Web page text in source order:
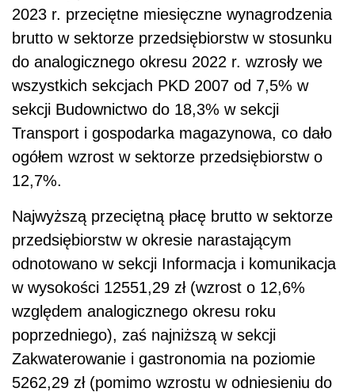
2023 r. przeciętne miesięczne wynagrodzenia
brutto w sektorze przedsiębiorstw w stosunku
do analogicznego okresu 2022 r. wzrosły we
wszystkich sekcjach PKD 2007 od 7,5% w
sekcji Budownictwo do 18,3% w sekcji
Transport i gospodarka magazynowa, co dało
ogółem wzrost w sektorze przedsiębiorstw o
12,7%.
Najwyższą przeciętną płacę brutto w sektorze
przedsiębiorstw w okresie narastającym
odnotowano w sekcji Informacja i komunikacja
w wysokości 12551,29 zł (wzrost o 12,6%
względem analogicznego okresu roku
poprzedniego), zaś najniższą w sekcji
Zakwaterowanie i gastronomia na poziomie
5262,29 zł (pomimo wzrostu w odniesieniu do